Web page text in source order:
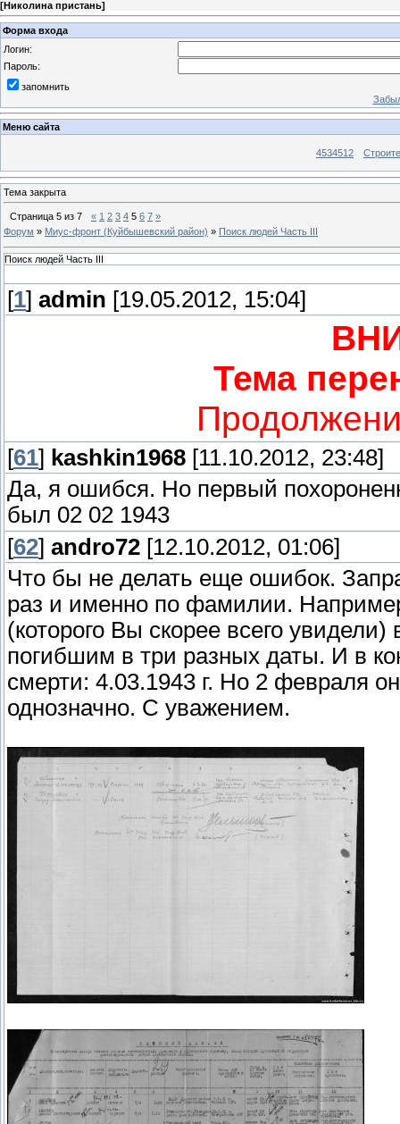
[Николина пристань]
Форма входа
Логин:
Пароль:
запомнить
Меню сайта
4534512
Тема закрыта
Страница 5 из 7 « 1 2 3 4 5 6 7 »
Форум » Миус-фронт (Куйбышевский район) » Поиск людей Часть III
Поиск людей Часть III
[1] admin [19.05.2012, 15:04]
Тема
[61] kashkin1968 [11.10.2012, 23:48]
Да, я ошибся. Но первый
был 02 02 1943
[62] andro72 [12.10.2012, 01:06]
Что бы не делать еще ошибок.
раз и именно по фамилии.
(которого Вы скорее всего
погибшим в три разных даты. И в
смерти: 4.03.1943 г. Но 2 февраля
однозначно. С уважением.